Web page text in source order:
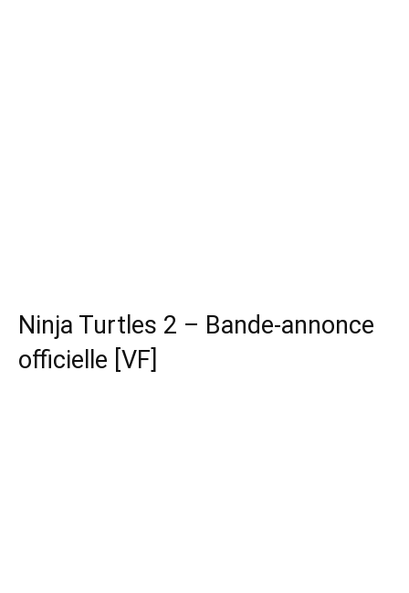
Ninja Turtles 2 – Bande-annonce
officielle [VF]